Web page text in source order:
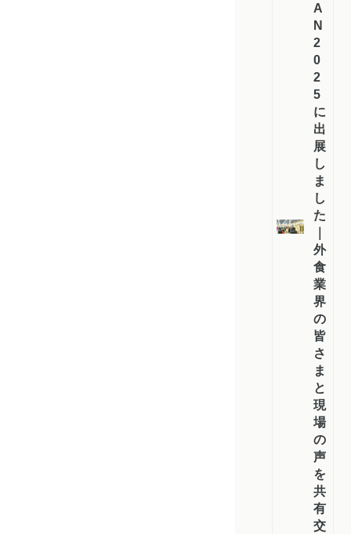
A
N
2
0
2
5
に
出
展
し
ま
し
た
外
食
業
界
の
皆
さ
ま
と
現
場
の
声
を
共
有・
交